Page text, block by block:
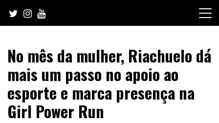
content
No mês da mulher, Riachuelo dá
mais um passo no apoio ao
esporte e marca presença na
Girl Power Run